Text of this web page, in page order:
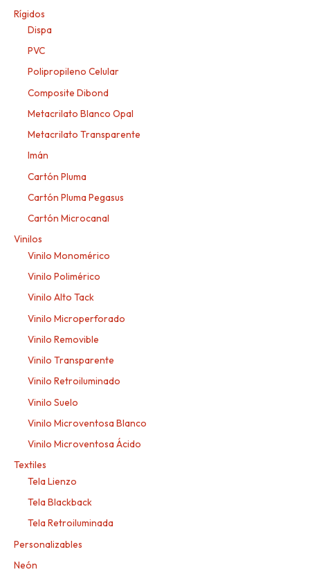
Rígidos
Dispa
PVC
Polipropileno Celular
Composite Dibond
Metacrilato Blanco Opal
Metacrilato Transparente
Imán
Cartón Pluma
Cartón Pluma Pegasus
Cartón Microcanal
Vinilos
Vinilo Monomérico
Vinilo Polimérico
Vinilo Alto Tack
Vinilo Microperforado
Vinilo Removible
Vinilo Transparente
Vinilo Retroiluminado
Vinilo Suelo
Vinilo Microventosa Blanco
Vinilo Microventosa Ácido
Textiles
Tela Lienzo
Tela Blackback
Tela Retroiluminada
Personalizables
Neón